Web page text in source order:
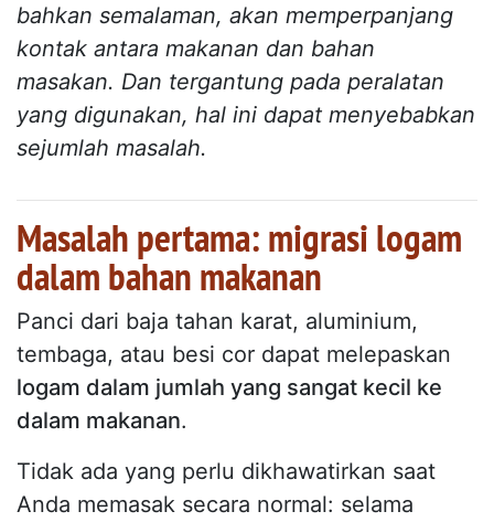
bahkan semalaman, akan memperpanjang
kontak antara makanan dan bahan
masakan. Dan tergantung pada peralatan
yang digunakan, hal ini dapat menyebabkan
sejumlah masalah.
Masalah pertama: migrasi logam
dalam bahan makanan
Panci dari baja tahan karat, aluminium,
tembaga, atau besi cor dapat melepaskan
logam dalam jumlah yang sangat kecil ke
dalam makanan.
Tidak ada yang perlu dikhawatirkan saat
Anda memasak secara normal: selama